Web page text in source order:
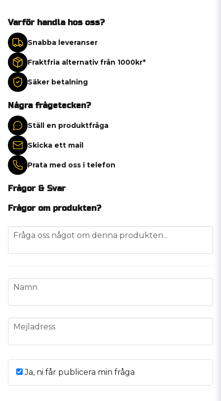
Varför handla hos oss?
Snabba leveranser
Fraktfria alternativ från 1000kr*
Säker betalning
Några frågetecken?
Ställ en produktfråga
Skicka ett mail
Prata med oss i telefon
Frågor & Svar
Frågor om produkten?
question
Fråga oss något om denna produkten...
name
Namn
email
Mejladress
Ja, ni får publicera min fråga